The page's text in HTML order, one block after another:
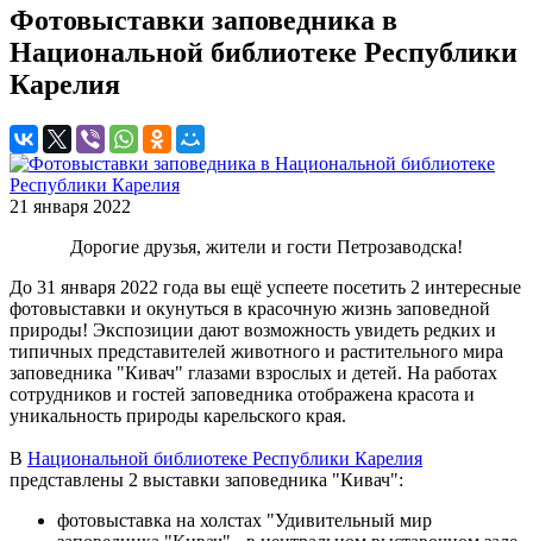
Фотовыставки заповедника в
Национальной библиотеке Республики
Карелия
21 января 2022
Дорогие друзья, жители и гости Петрозаводска!
До 31 января 2022 года вы ещё успеете посетить 2 интересные
фотовыставки и окунуться в красочную жизнь заповедной
природы! Экспозиции дают возможность увидеть редких и
типичных представителей животного и растительного мира
заповедника "Кивач" глазами взрослых и детей. На работах
сотрудников и гостей заповедника отображена красота и
уникальность природы карельского края.
В Национальной библиотеке Республики Карелия
представлены 2 выставки заповедника "Кивач":
фотовыставка на холстах "Удивительный мир